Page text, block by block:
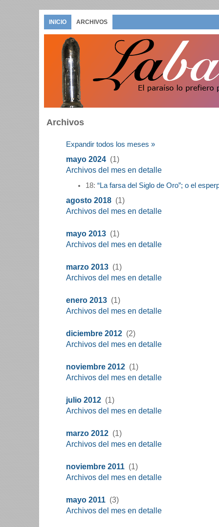
INICIO ARCHIVOS
Archivos
Expandir todos los meses »
mayo 2024 (1)
Archivos del mes en detalle
18: “La farsa del Siglo de Oro”; o el
agosto 2018 (1)
Archivos del mes en detalle
mayo 2013 (1)
Archivos del mes en detalle
marzo 2013 (1)
Archivos del mes en detalle
enero 2013 (1)
Archivos del mes en detalle
diciembre 2012 (2)
Archivos del mes en detalle
noviembre 2012 (1)
Archivos del mes en detalle
julio 2012 (1)
Archivos del mes en detalle
marzo 2012 (1)
Archivos del mes en detalle
noviembre 2011 (1)
Archivos del mes en detalle
mayo 2011 (3)
Archivos del mes en detalle